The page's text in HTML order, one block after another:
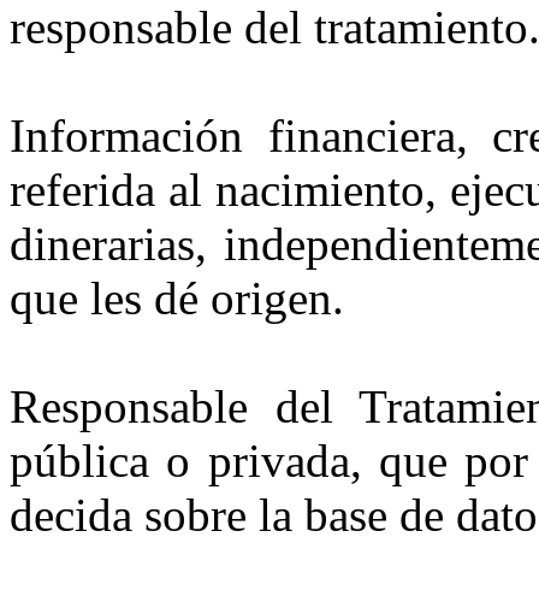
responsable del tratamiento.
Información financiera,
referida al nacimiento,
dinerarias,
que les dé origen.
Responsable del
pública o privada, que
decida sobre la base de